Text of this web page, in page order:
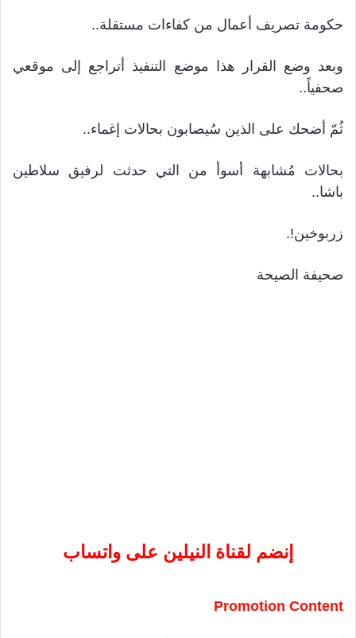
حكومة تصريف أعمال من كفاءات مستقلة..
وبعد وضع القرار هذا موضع التنفيذ أتراجع إلى موقعي
صحفياً..
ثُمّ أضحك على الذين سُيصابون بحالات إغماء..
بحالات مُشابهة أسوأ من التي حدثت لرفيق سلاطين
باشا..
زربوخين!.
صحيفة الصيحة
إنضم لقناة النيلين على واتساب
Promotion Content